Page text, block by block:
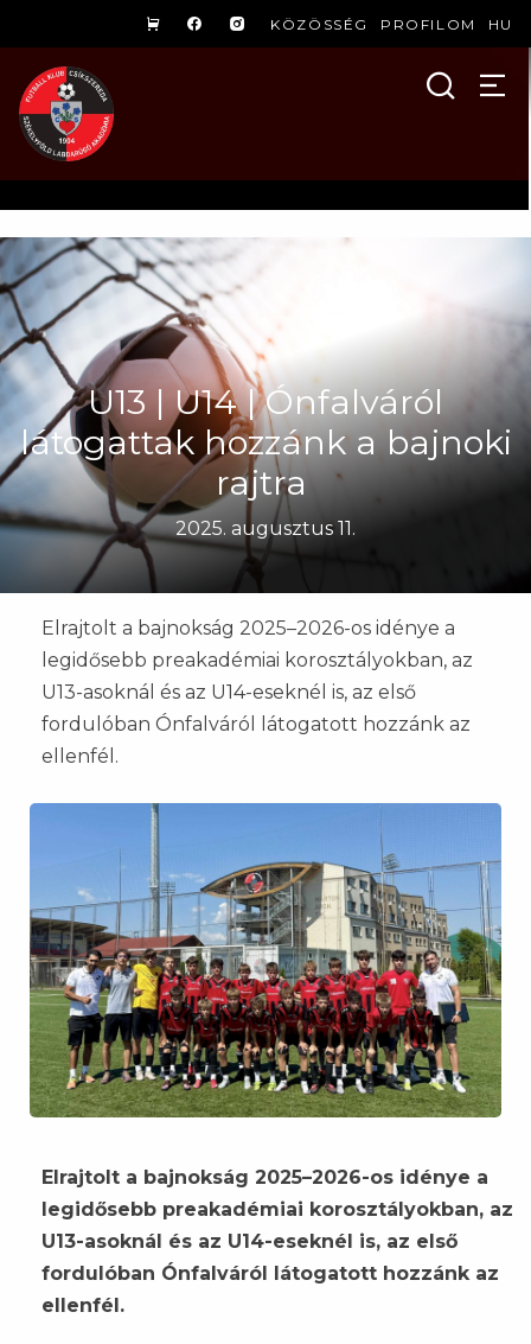
KÖZÖSSÉG PROFILOM HU
U13 | U14 | Ónfalváról
látogattak hozzánk a bajnoki
rajtra
2025. augusztus 11.
Elrajtolt a bajnokság 2025–2026-os idénye a
legidősebb preakadémiai korosztályokban, az
U13-asoknál és az U14-eseknél is, az első
fordulóban Ónfalváról látogatott hozzánk az
ellenfél.
Elrajtolt a bajnokság 2025–2026-os idénye a
legidősebb preakadémiai korosztályokban, az
U13-asoknál és az U14-eseknél is, az első
fordulóban Ónfalváról látogatott hozzánk az
ellenfél.